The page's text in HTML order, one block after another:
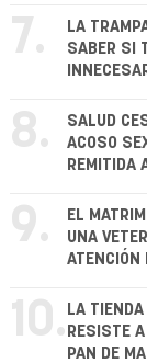
7.
LA
SABER SI
8.
SALUD
ACOSO
REMITIDA
9.
EL
UNA
ATENCIÓN
10. LA TIENDA
RESISTE
PAN DE